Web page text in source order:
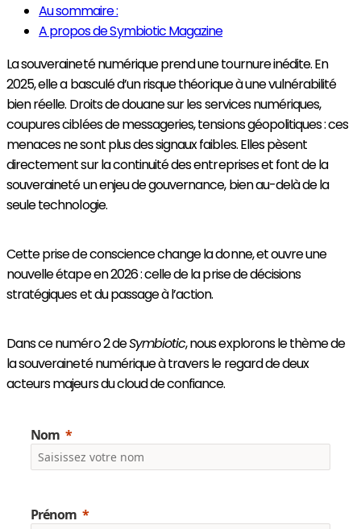
Au sommaire :
A propos de Symbiotic Magazine
La souveraineté numérique prend une tournure inédite. En
2025, elle a basculé d’un risque théorique à une vulnérabilité
bien réelle. Droits de douane sur les services numériques,
coupures ciblées de messageries, tensions géopolitiques : ces
menaces ne sont plus des signaux faibles. Elles pèsent
directement sur la continuité des entreprises et font de la
souveraineté un enjeu de gouvernance, bien au-delà de la
seule technologie.
Cette prise de conscience change la donne, et ouvre une
nouvelle étape en 2026 : celle de la prise de décisions
stratégiques et du passage à l’action.
Dans ce numéro 2 deSymbiotic, nous explorons le thème de
la souveraineté numérique à travers le regard de deux
acteurs majeurs du cloud de confiance.
Nom
Prénom